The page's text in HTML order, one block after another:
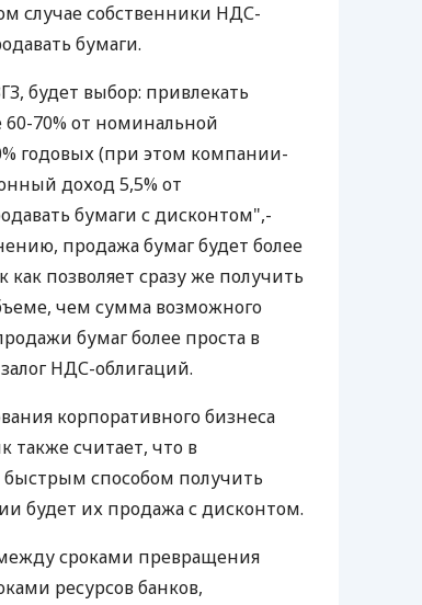
случае собственники НДС-
бумаги.
будет выбор: привлекать
60-70% от номинальной
годовых (при этом компании-
доход 5,5% от
бумаги с дисконтом",-
продажа бумаг будет более
позволяет сразу же получить
чем сумма возможного
бумаг более проста в
НДС-облигаций.
корпоративного бизнеса
также считает, что в
способом получить
будет их продажа с дисконтом.
сроками превращения
ресурсов банков,